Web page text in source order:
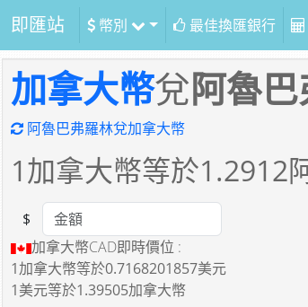
即匯站 幣別 最佳換匯銀行
加拿大幣兌阿魯
阿魯巴弗羅林兌加拿大幣
1加拿大幣等於1.2912
Amount
$
加拿大幣CAD即時價位 :
1加拿大幣等於0.7168201857美元
1美元等於1.39505加拿大幣